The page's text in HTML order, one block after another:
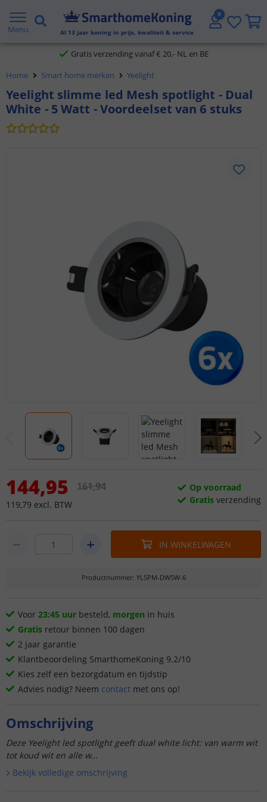
Menu Al 13 jaar koning in prijs, kwaliteit & service
2 jaar garantie
Gratis verzending vanaf € 20,- NL en BE
Klantbeoordeling 9.1
Voor 23:45 uur besteld, morgen in huis
Home Smart home merken Yeelight
Yeelight slimme led Mesh spotlight - Dual
White - 5 Watt - Voordeelset van 6 stuks
144,95
119,79 excl. BTW
161,94
Op voorraad
Gratis verzending
IN WINKELWAGEN
Productnummer: YLSPM-DW5W-6
Voor 23:45 uur besteld, morgen in huis
Gratis retour binnen 100 dagen
2 jaar garantie
Klantbeoordeling SmarthomeKoning 9.2/10
Kies zelf een bezorgdatum en tijdstip
Advies nodig? Neem contact met ons op!
Omschrijving
Deze Yeelight led spotlight geeft dual white licht: van warm wit
tot koud wit en alle w...
Bekijk volledige omschrijving